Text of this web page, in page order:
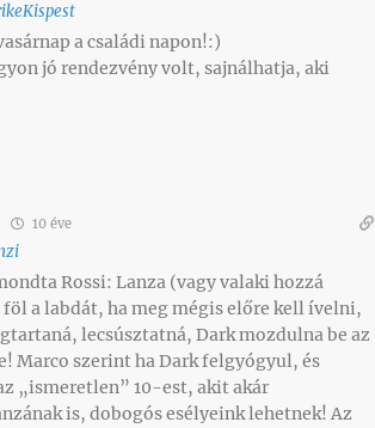
a családi napon!:)
jó rendezvény volt, sajnálhatja, aki
10 éve
Rossi: Lanza (vagy valaki hozzá
a labdát, ha meg mégis előre kell ívelni,
lecsúsztatná, Dark mozdulna be az
Marco szerint ha Dark felgyógyul, és
„ismeretlen” 10-est, akit akár
is, dobogós esélyeink lehetnek! Az